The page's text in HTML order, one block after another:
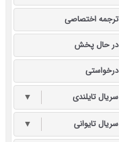
ترجمه اختصاصی
در حال پخش
درخواستی
سریال تایلندی ▼
سریال تایوانی ▼